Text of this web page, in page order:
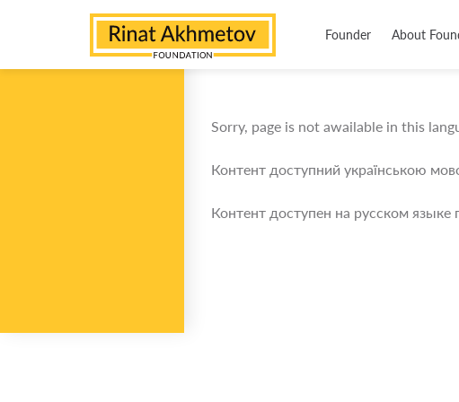
Founder About
Sorry, page is not awailable in this
Контент доступний українською
Контент доступен на русском языке